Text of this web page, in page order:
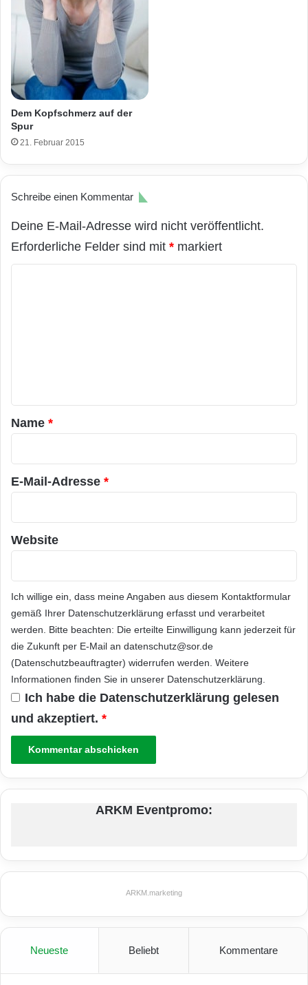
Dem Kopfschmerz auf der
Spur
21. Februar 2015
Schreibe einen Kommentar
Deine E-Mail-Adresse wird nicht veröffentlicht.
Erforderliche Felder sind mit * markiert
a
r
*
Name *
E-Mail-Adresse *
Website
Ich willige ein, dass meine Angaben aus diesem Kontaktformular
gemäß Ihrer Datenschutzerklärung erfasst und verarbeitet
werden. Bitte beachten: Die erteilte Einwilligung kann jederzeit für
die Zukunft per E-Mail an datenschutz@sor.de
(Datenschutzbeauftragter) widerrufen werden. Weitere
Informationen finden Sie in unserer Datenschutzerklärung
Ich habe die Datenschutzerklärung gelesen
und akzeptiert. *
ARKM Eventpromo:
ARKM.marketing
Neueste Beliebt Kommentare